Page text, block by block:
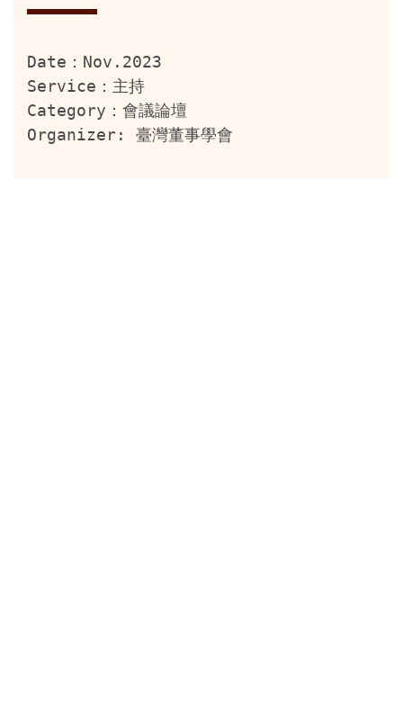
Date：Nov.2023
Service：主持
Category：會議論壇
Organizer: 臺灣董事學會